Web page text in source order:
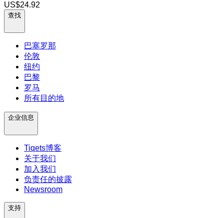
US$24.92
查找
巴塞罗那
伦敦
纽约
巴黎
罗马
所有目的地
企业信息
Tiqets博客
关于我们
加入我们
负责任的披露
Newsroom
支持